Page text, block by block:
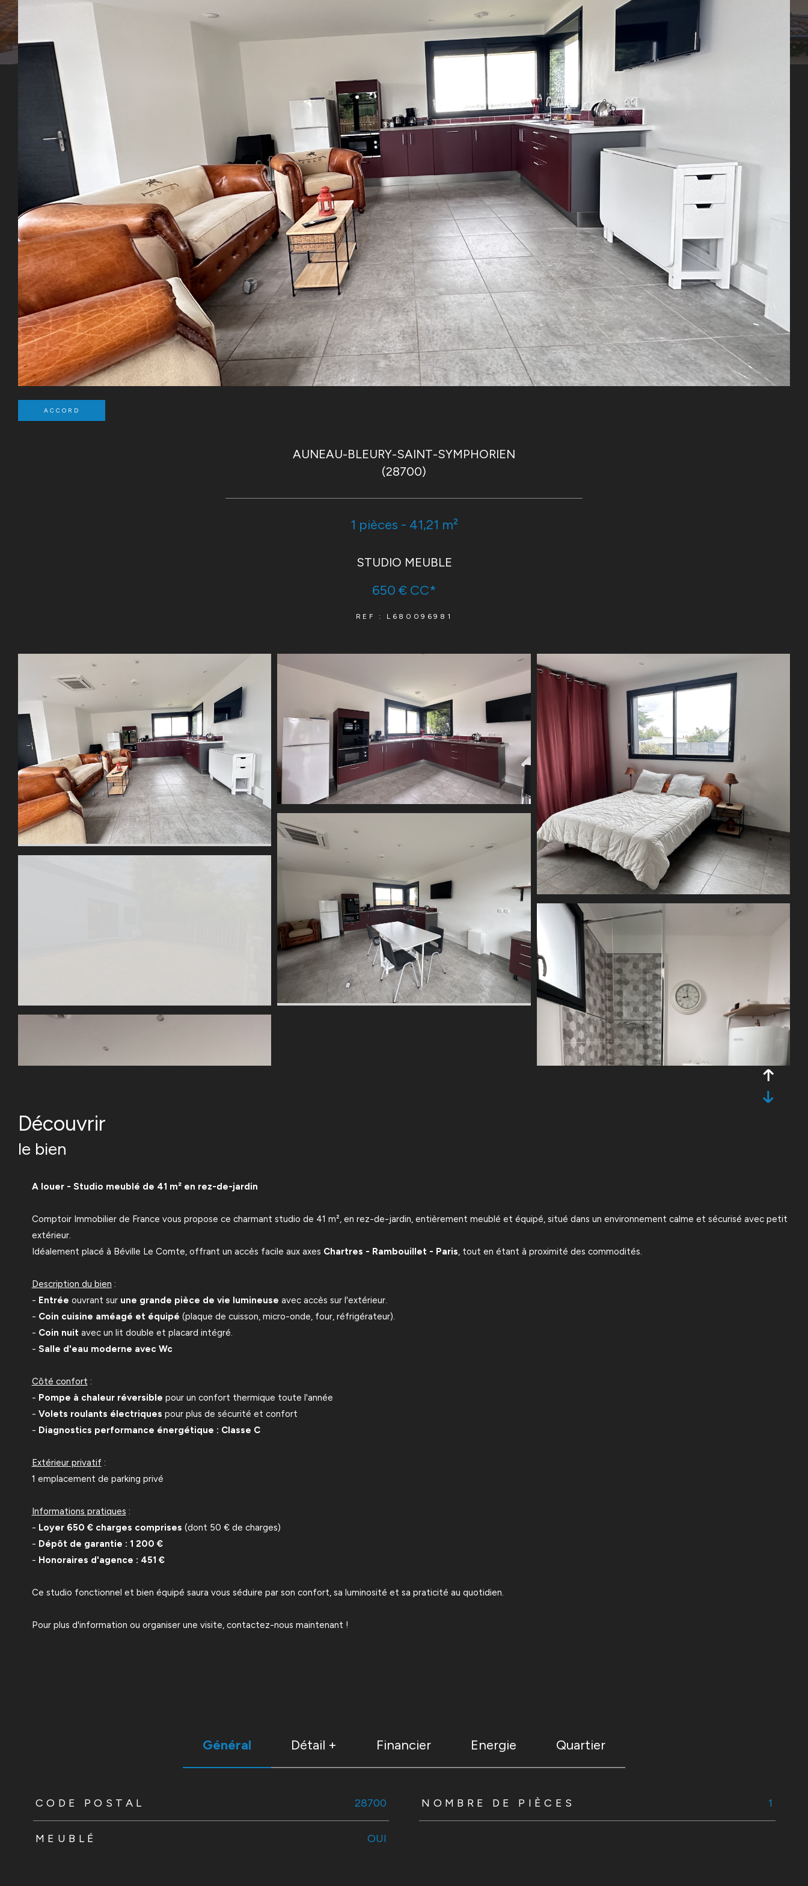
ACCORD
AUNEAU-BLEURY-SAINT-SYMPHORIEN
(28700)
1 pièces - 41,21 m²
STUDIO MEUBLE
650 € CC*
REF : L680096981
découvrir
le bien
A louer - Studio meublé de 41 m² en rez-de-jardin
Comptoir Immobilier de France vous propose ce charmant studio de 41 m², en rez-de-jardin, entièrement meublé et équipé, situé dans un environnement calme et sécurisé avec petit
extérieur.
Idéalement placé à Béville Le Comte, offrant un accès facile aux axes Chartres - Rambouillet - Paris, tout en étant à proximité des commodités.
Description du bien :
- Entrée ouvrant sur une grande pièce de vie lumineuse avec accès sur l'extérieur.
- Coin cuisine améagé et équipé (plaque de cuisson, micro-onde, four, réfrigérateur).
- Coin nuitavec un lit double et placard intégré.
- Salle d'eau moderne avec Wc
Côté confort :
- Pompe à chaleur réversible pour un confort thermique toute l'année
- Volets roulants électriques pour plus de sécurité et confort
- Diagnostics performance énergétique : Classe C
Extérieur privatif:
1 emplacement de parking privé
Informations pratiques :
- Loyer 650 € charges comprises (dont 50 € de charges)
- Dépôt de garantie : 1 200 €
- Honoraires d'agence : 451 €
Ce studio fonctionnel et bien équipé saura vous séduire par son confort, sa luminosité et sa praticité au quotidien.
Pour plus d'information ou organiser une visite, contactez-nous maintenant !
Général Détail + Financier Energie Quartier
TRAD_ZEPHYR_Caracteristique
CODE POSTAL 28700 NOMBRE DE PIÈCES 1
MEUBLÉ OUI